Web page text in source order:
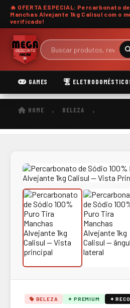
🔥 OFERTA ESPECIAL: Percarbonato
Manchas Alvejante 1kg Calisul com o
verificado!
GAMES
HOME › BELEZA ›
BELEZA ✦ PREMIUM ✦